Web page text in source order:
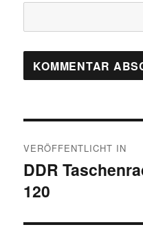
VERÖFFENTLICHT IN
DDR
120